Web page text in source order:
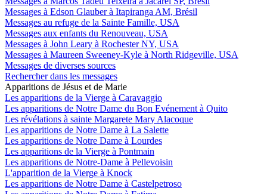
Messages à Edson Glauber à Itapiranga AM, Brésil
Messages au refuge de la Sainte Famille, USA
Messages aux enfants du Renouveau, USA
Messages à John Leary à Rochester NY, USA
Messages à Maureen Sweeney-Kyle à North Ridgeville, USA
Messages de diverses sources
Rechercher dans les messages
Apparitions de Jésus et de Marie
Les apparitions de la Vierge à Caravaggio
Les apparitions de Notre Dame du Bon Evénement à Quito
Les révélations à sainte Margarete Mary Alacoque
Les apparitions de Notre Dame à La Salette
Les apparitions de Notre Dame à Lourdes
Les apparitions de la Vierge à Pontmain
Les apparitions de Notre-Dame à Pellevoisin
L'apparition de la Vierge à Knock
Les apparitions de Notre Dame à Castelpetroso